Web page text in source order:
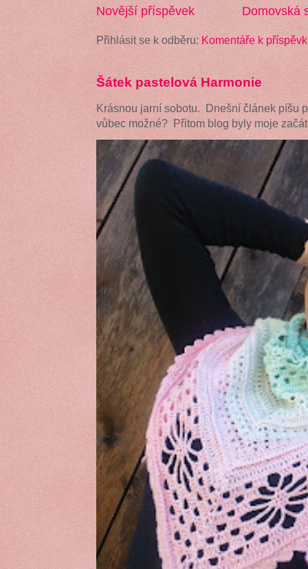
Novější příspěvek Domovská
Přihlásit se k odběru: Komentáře k
Šátek pastelová Harmonie
Krásnou jarní sobotu. Dnešní článek píšu
vůbec možné? Přitom blog byly moje